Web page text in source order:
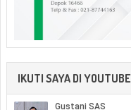
IKUTI SAYA DI YOUTUBE